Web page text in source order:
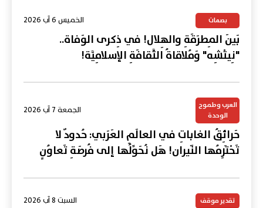
بصمات الخميس 6 آب 2026
بَينَ المِطرَقَةِ والهِلال! في ذِكرى الوَفاة..
"نِيتْشِه" وَمُلاقاةُ الثَّقافَةِ الإسلامِيَّة!
العرب وطموح
الوحدة
الجمعة 7 آب 2026
حَرائِقُ الغاباتِ في العالَمِ العَرَبي: حُدودٌ لا
تَحْتَرِمُها النّيران! هَل نُحَوِّلُها إلى فُرصَةِ تَعاوُنٍ
تقدير موقف السبت 8 آب 2026